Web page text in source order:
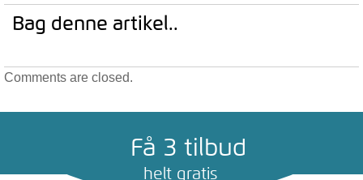
Bag denne artikel..
Comments are closed.
Få 3 tilbud
helt gratis